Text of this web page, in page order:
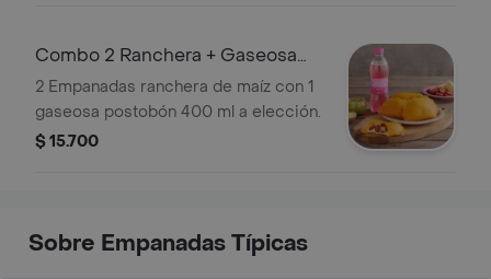
Combo 2 Ranchera + Gaseosa
Postobón 400
2 Empanadas ranchera de maíz con 1
gaseosa postobón 400 ml a elección.
$ 15.700
Sobre Empanadas Típicas